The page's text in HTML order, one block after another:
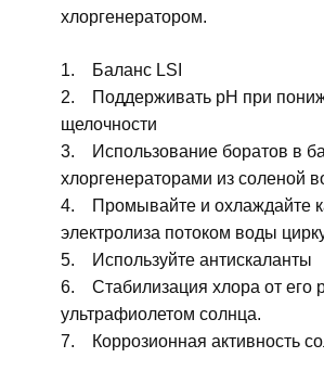
хлоргенератором.
Баланс LSI
Поддерживать pH при
щелочности
Использование боратов в
хлоргенераторами из соленой
Промывайте и охлаждайте
электролиза потоком воды
Используйте антискаланты
Стабилизация хлора от его
ультрафиолетом солнца.
Коррозионная активность